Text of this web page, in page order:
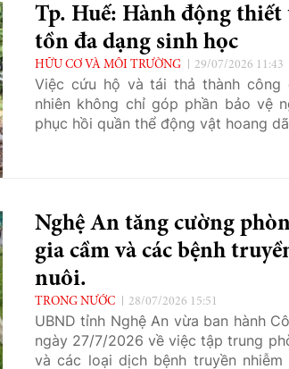
Tp. Huế: Hành động thiết
tồn đa dạng sinh học
HỮU CƠ VÀ MÔI TRƯỜNG 29/07/2026 11:43
Việc cứu hộ và tái thả thành
nhiên không chỉ góp phần bảo vệ
phục hồi quần thể động vật hoang
Nghệ An tăng cường
gia cầm và các bệnh
nuôi.
TRONG NƯỚC 28/07/2026 15:51
UBND tỉnh Nghệ An vừa ban hành
ngày 27/7/2026 về việc tập trung
và các loại dịch bệnh truyền